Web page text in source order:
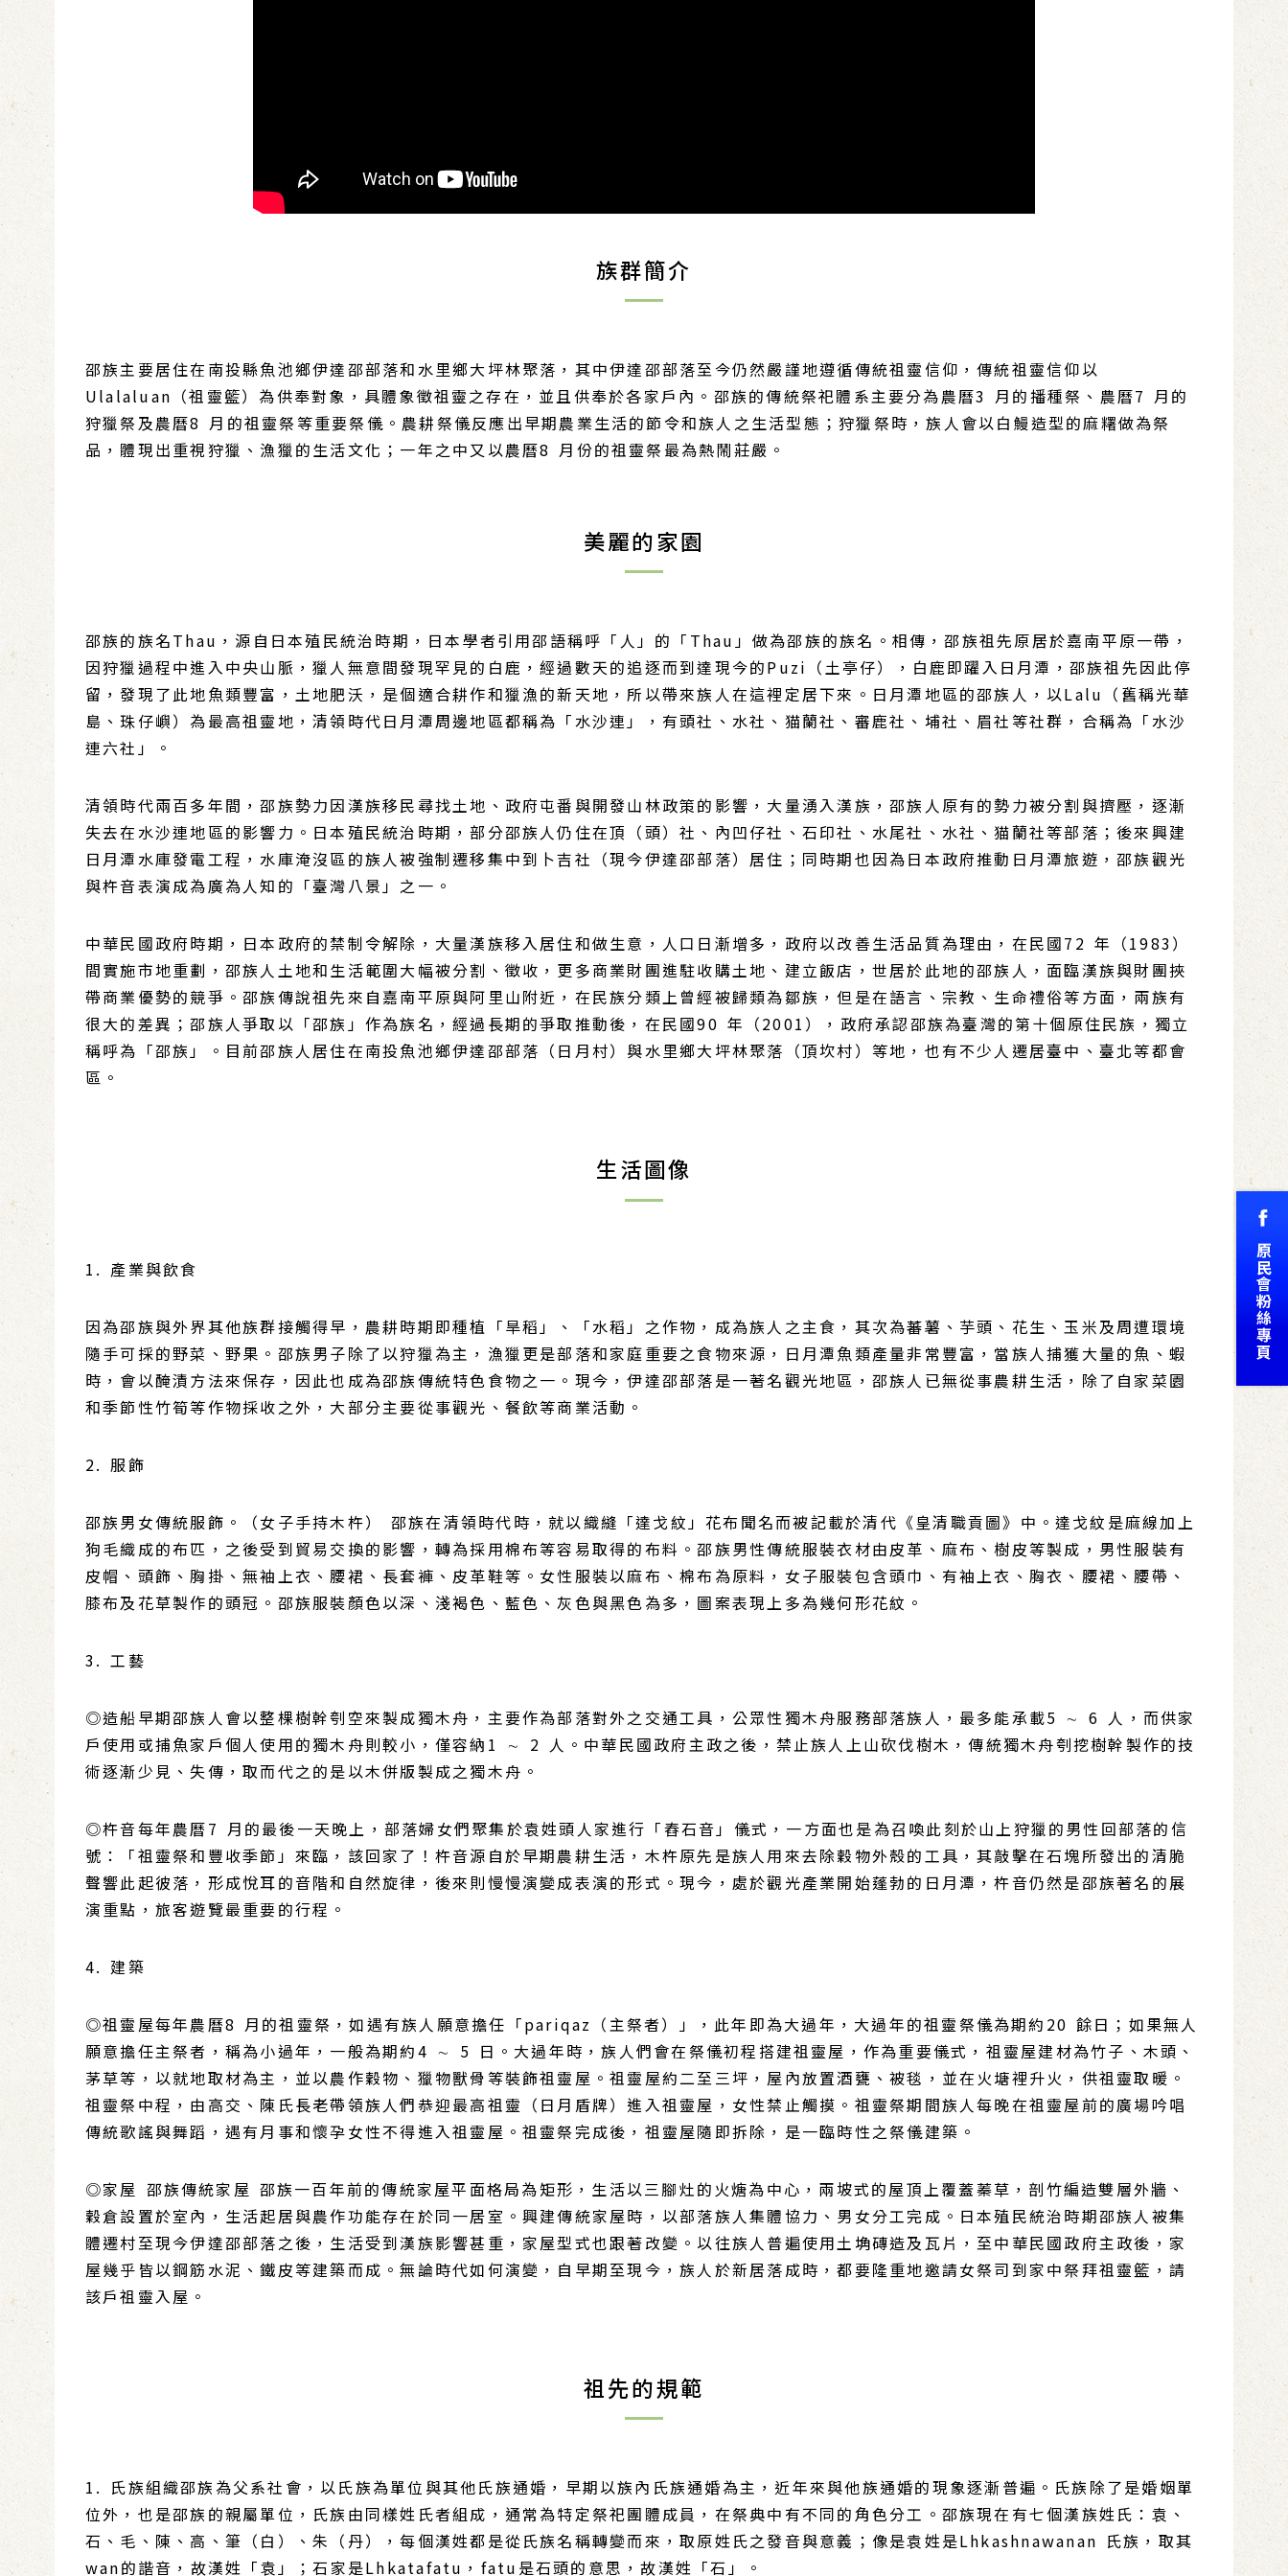
族群簡介
邵族主要居住在南投縣魚池鄉伊達邵部落和水里鄉大坪林聚落，其中伊達邵部落至今仍然嚴謹地遵循傳統祖靈信仰，傳統祖靈信仰以
Ulalaluan（祖靈籃）為供奉對象，具體象徵祖靈之存在，並且供奉於各家戶內。邵族的傳統祭祀體系主要分為農曆3 月的播種祭、農曆7 月的
狩獵祭及農曆8 月的祖靈祭等重要祭儀。農耕祭儀反應出早期農業生活的節令和族人之生活型態；狩獵祭時，族人會以白鰻造型的麻糬做為祭
品，體現出重視狩獵、漁獵的生活文化；一年之中又以農曆8 月份的祖靈祭最為熱鬧莊嚴。
美麗的家園
邵族的族名Thau，源自日本殖民統治時期，日本學者引用邵語稱呼「人」的「Thau」做為邵族的族名。相傳，邵族祖先原居於嘉南平原一帶，
因狩獵過程中進入中央山脈，獵人無意間發現罕見的白鹿，經過數天的追逐而到達現今的Puzi（土亭仔），白鹿即躍入日月潭，邵族祖先因此停
留，發現了此地魚類豐富，土地肥沃，是個適合耕作和獵漁的新天地，所以帶來族人在這裡定居下來。日月潭地區的邵族人，以Lalu（舊稱光華
島、珠仔嶼）為最高祖靈地，清領時代日月潭周邊地區都稱為「水沙連」，有頭社、水社、猫蘭社、審鹿社、埔社、眉社等社群，合稱為「水沙
連六社」。
清領時代兩百多年間，邵族勢力因漢族移民尋找土地、政府屯番與開發山林政策的影響，大量湧入漢族，邵族人原有的勢力被分割與擠壓，逐漸
失去在水沙連地區的影響力。日本殖民統治時期，部分邵族人仍住在頂（頭）社、內凹仔社、石印社、水尾社、水社、猫蘭社等部落；後來興建
日月潭水庫發電工程，水庫淹沒區的族人被強制遷移集中到卜吉社（現今伊達邵部落）居住；同時期也因為日本政府推動日月潭旅遊，邵族觀光
與杵音表演成為廣為人知的「臺灣八景」之一。
中華民國政府時期，日本政府的禁制令解除，大量漢族移入居住和做生意，人口日漸增多，政府以改善生活品質為理由，在民國72 年（1983）
間實施市地重劃，邵族人土地和生活範圍大幅被分割、徵收，更多商業財團進駐收購土地、建立飯店，世居於此地的邵族人，面臨漢族與財團挾
帶商業優勢的競爭。邵族傳說祖先來自嘉南平原與阿里山附近，在民族分類上曾經被歸類為鄒族，但是在語言、宗教、生命禮俗等方面，兩族有
很大的差異；邵族人爭取以「邵族」作為族名，經過長期的爭取推動後，在民國90 年（2001），政府承認邵族為臺灣的第十個原住民族，獨立
稱呼為「邵族」。目前邵族人居住在南投魚池鄉伊達邵部落（日月村）與水里鄉大坪林聚落（頂坎村）等地，也有不少人遷居臺中、臺北等都會
區。
生活圖像
1. 產業與飲食
因為邵族與外界其他族群接觸得早，農耕時期即種植「旱稻」、「水稻」之作物，成為族人之主食，其次為蕃薯、芋頭、花生、玉米及周遭環境
隨手可採的野菜、野果。邵族男子除了以狩獵為主，漁獵更是部落和家庭重要之食物來源，日月潭魚類產量非常豐富，當族人捕獲大量的魚、蝦
時，會以醃漬方法來保存，因此也成為邵族傳統特色食物之一。現今，伊達邵部落是一著名觀光地區，邵族人已無從事農耕生活，除了自家菜園
和季節性竹筍等作物採收之外，大部分主要從事觀光、餐飲等商業活動。
2. 服飾
邵族男女傳統服飾。（女子手持木杵） 邵族在清領時代時，就以織縫「達戈紋」花布聞名而被記載於清代《皇清職貢圖》中。達戈紋是麻線加上
狗毛織成的布匹，之後受到貿易交換的影響，轉為採用棉布等容易取得的布料。邵族男性傳統服裝衣材由皮革、麻布、樹皮等製成，男性服裝有
皮帽、頭飾、胸掛、無袖上衣、腰裙、長套褲、皮革鞋等。女性服裝以麻布、棉布為原料，女子服裝包含頭巾、有袖上衣、胸衣、腰裙、腰帶、
膝布及花草製作的頭冠。邵族服裝顏色以深、淺褐色、藍色、灰色與黑色為多，圖案表現上多為幾何形花紋。
3. 工藝
◎造船早期邵族人會以整棵樹幹刳空來製成獨木舟，主要作為部落對外之交通工具，公眾性獨木舟服務部落族人，最多能承載5 ∼ 6 人，而供家
戶使用或捕魚家戶個人使用的獨木舟則較小，僅容納1 ∼ 2 人。中華民國政府主政之後，禁止族人上山砍伐樹木，傳統獨木舟刳挖樹幹製作的技
術逐漸少見、失傳，取而代之的是以木併版製成之獨木舟。
◎杵音每年農曆7 月的最後一天晚上，部落婦女們聚集於袁姓頭人家進行「舂石音」儀式，一方面也是為召喚此刻於山上狩獵的男性回部落的信
號：「祖靈祭和豐收季節」來臨，該回家了！杵音源自於早期農耕生活，木杵原先是族人用來去除穀物外殼的工具，其敲擊在石塊所發出的清脆
聲響此起彼落，形成悅耳的音階和自然旋律，後來則慢慢演變成表演的形式。現今，處於觀光產業開始蓬勃的日月潭，杵音仍然是邵族著名的展
演重點，旅客遊覽最重要的行程。
4. 建築
◎祖靈屋每年農曆8 月的祖靈祭，如遇有族人願意擔任「pariqaz（主祭者）」，此年即為大過年，大過年的祖靈祭儀為期約20 餘日；如果無人
願意擔任主祭者，稱為小過年，一般為期約4 ∼ 5 日。大過年時，族人們會在祭儀初程搭建祖靈屋，作為重要儀式，祖靈屋建材為竹子、木頭、
茅草等，以就地取材為主，並以農作穀物、獵物獸骨等裝飾祖靈屋。祖靈屋約二至三坪，屋內放置酒甕、被毯，並在火塘裡升火，供祖靈取暖。
祖靈祭中程，由高交、陳氏長老帶領族人們恭迎最高祖靈（日月盾牌）進入祖靈屋，女性禁止觸摸。祖靈祭期間族人每晚在祖靈屋前的廣場吟唱
傳統歌謠與舞蹈，遇有月事和懷孕女性不得進入祖靈屋。祖靈祭完成後，祖靈屋隨即拆除，是一臨時性之祭儀建築。
◎家屋 邵族傳統家屋 邵族一百年前的傳統家屋平面格局為矩形，生活以三腳灶的火煻為中心，兩坡式的屋頂上覆蓋蓁草，剖竹編造雙層外牆、
穀倉設置於室內，生活起居與農作功能存在於同一居室。興建傳統家屋時，以部落族人集體協力、男女分工完成。日本殖民統治時期邵族人被集
體遷村至現今伊達邵部落之後，生活受到漢族影響甚重，家屋型式也跟著改變。以往族人普遍使用土埆磚造及瓦片，至中華民國政府主政後，家
屋幾乎皆以鋼筋水泥、鐵皮等建築而成。無論時代如何演變，自早期至現今，族人於新居落成時，都要隆重地邀請女祭司到家中祭拜祖靈籃，請
該戶祖靈入屋。
祖先的規範
1. 氏族組織邵族為父系社會，以氏族為單位與其他氏族通婚，早期以族內氏族通婚為主，近年來與他族通婚的現象逐漸普遍。氏族除了是婚姻單
位外，也是邵族的親屬單位，氏族由同樣姓氏者組成，通常為特定祭祀團體成員，在祭典中有不同的角色分工。邵族現在有七個漢族姓氏：袁、
石、毛、陳、高、筆（白）、朱（丹），每個漢姓都是從氏族名稱轉變而來，取原姓氏之發音與意義；像是袁姓是Lhkashnawanan 氏族，取其
wan的諧音，故漢姓「袁」；石家是Lhkatafatu，fatu是石頭的意思，故漢姓「石」。